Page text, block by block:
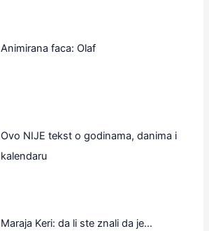
Animirana faca: Olaf
Ovo NIJE tekst o godinama, danima i
kalendaru
Maraja Keri: da li ste znali da je…